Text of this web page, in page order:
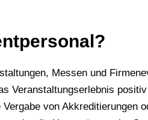
Messen und
Veranstaltungserlebnis
von